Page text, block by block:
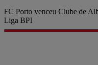
FC Porto venceu Clube de
Liga BPI